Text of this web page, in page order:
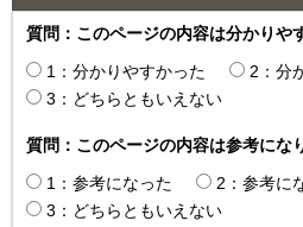
質問：このページの内容は分かりや
1：分かりやすかった
2：分
3：どちらともいえない
質問：このページの内容は参考にな
1：参考になった
2：参考に
3：どちらともいえない